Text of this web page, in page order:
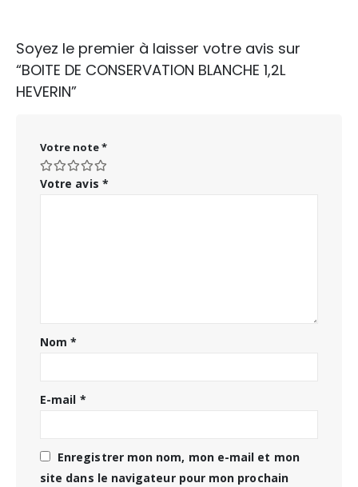
Soyez le premier à laisser votre avis sur
“BOITE DE CONSERVATION BLANCHE 1,2L
HEVERIN”
Votre note*
Votre avis *
Nom*
E-mail *
Enregistrer mon nom, mon e-mail et mon
site dans le navigateur pour mon prochain